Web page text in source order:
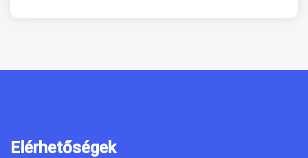
Elérhetőségek